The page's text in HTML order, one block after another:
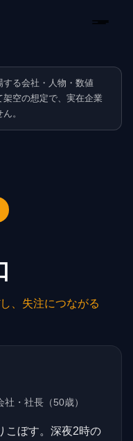
する会社・人物・数値
架空の想定で、実在企業
。
、失注につながる
社・社長 （50歳）
こぼす。深夜2時の